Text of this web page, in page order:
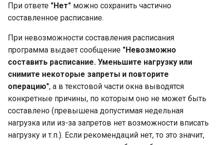
При ответе "Нет" можно сохранить частично
составленное расписание.
При невозможности составления расписания
программа выдает сообщение "Невозможно
составить расписание. Уменьшите нагрузку или
снимите некоторые запреты и повторите
операцию", а в текстовой части окна выводятся
конкретные причины, по которым оно не может быть
составлено (превышена допустимая недельная
нагрузка или из-за запретов нет возможности вписать
нагрузку и т.п.). Если рекомендаций нет, то это значит,